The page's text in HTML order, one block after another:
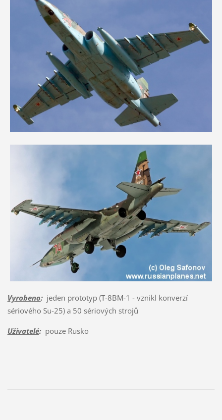
Vyrobeno:jeden prototyp (T-8BM-1 - vznikl konverzí
sériového Su-25) a 50 sériových strojů
Uživatelé:pouze Rusko